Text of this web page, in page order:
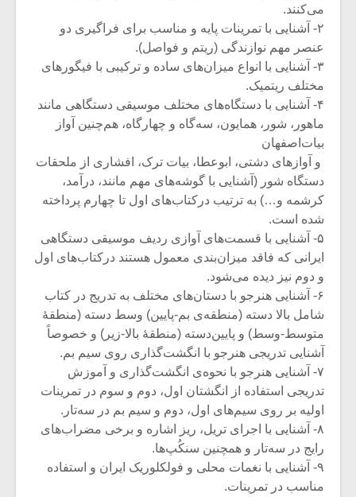
می‌کنند.
۲- آشنایی با تمرینات پایه و مناسب برای فراگیری دو
عنصر مهم نوازندگی (ریتم و فواصل).
۳- آشنایی با انواع میزان‌های ساده و ترکیبی با فیگورهای
مختلف ریتمیک.
۴- آشنایی با دستگاه‌های مختلف موسیقی دستگاهی مانند
ماهور، شور، همایون، سه‌گاه و چهارگاه، هم‌چنین آواز
بیات‌اصفهان
و آوازهای دشتی، ابوعطا، بیات ترک، افشاری از ملحقات
دستگاه شور (آشنایی با گوشه‌های مهم مانند، درآمد،
کرشمه و…) به ترتیب درکتاب‌های اول تا چهارم پرداخته
شده است.
۵- آشنایی با قسمت‌های آوازی ردیف موسیقی دستگاهی
ایرانی که فاقد میزان‌بندی معمول هستند درکتاب‌های اول
و دوم نیز دیده می‌شود.
۶- آشنایی هنرجو با دستان‌های مختلف به تدریج در کتاب
شامل بالا دسته (منطقه‌ی بم-پایین) وسط‌ دسته (منطقۀ
متوسط-وسط) و پایین‌دسته (منطقۀ بالا-زیر) و خصوصاً
آشنایی تدریجی هنرجو با انگشت‌گذاری روی سیم بم.
۷- آشنایی هنرجو با نحوه‌ی انگشت‌گذاری و آموزش
تدریجی استفاده از انگشتان اول، دوم و سوم در تمرینات
اولیه بر روی سیم‌های اول، دوم و سیم بم در سه‌تار.
۸- آشنایی با اجرای تریل، ریز اشاره و برخی مضراب‌های
رایج در سه‌تار و همچنین سنکُپ‌ها.
۹- آشنایی با نغمات محلی و فولکلوریک ایران و استفاده
مناسب در تمرینات.